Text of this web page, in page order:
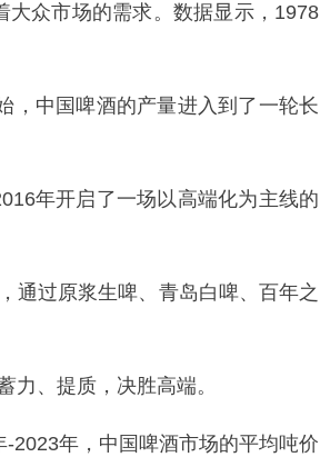
众市场的需求。数据显示，1978
，中国啤酒的产量进入到了一轮长
年开启了一场以高端化为主线的
通过原浆生啤、青岛白啤、百年之
力、提质，决胜高端。
2023年，中国啤酒市场的平均吨价